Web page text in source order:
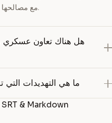
مع مصالحها الإقليمية مع إيران ودول الخليج.
هل هناك تعاون عسكري
ما هي التهديدات التي
& Markdown